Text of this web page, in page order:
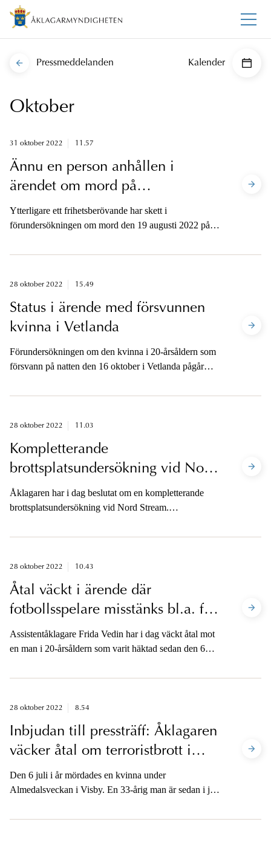
Pressmeddelanden Kalender
Oktober
31 oktober 2022 11.57
Ännu en person anhållen i
ärendet om mord på
köpcentrumet Emporia i Malmö
Ytterligare ett frihetsberövande har skett i
förundersökningen om mord den 19 augusti 2022 på
anhölls den 29 oktober, på sannolika skäl misstänkt för
28 oktober 2022 15.49
Status i ärende med försvunnen
kvinna i Vetlanda
Förundersökningen om den kvinna i 20-årsåldern som
försvann på natten den 16 oktober i Vetlanda pågår
nuläget ingen ny information att förmedla från
28 oktober 2022 11.03
Kompletterande
brottsplatsundersökning vid Nord
Stream
Åklagaren har i dag beslutat om en kompletterande
brottsplatsundersökning vid Nord Stream.
gasledningarna i Östersjön.
28 oktober 2022 10.43
Åtal väckt i ärende där
fotbollsspelare misstänks bl.a. för
våldtäkt
Assistentåklagare Frida Vedin har i dag väckt åtal mot
en man i 20-årsåldern som varit häktad sedan den 6
väcks även för kränkande fotografering vid sju tillfällen
anklagelserna.
28 oktober 2022 8.54
Inbjudan till pressträff: Åklagaren
väcker åtal om terroristbrott i
Visby
Den 6 juli i år mördades en kvinna under
Almedalsveckan i Visby. En 33-årig man är sedan i juli
förberedelse till terroristbrott genom förberedelse till